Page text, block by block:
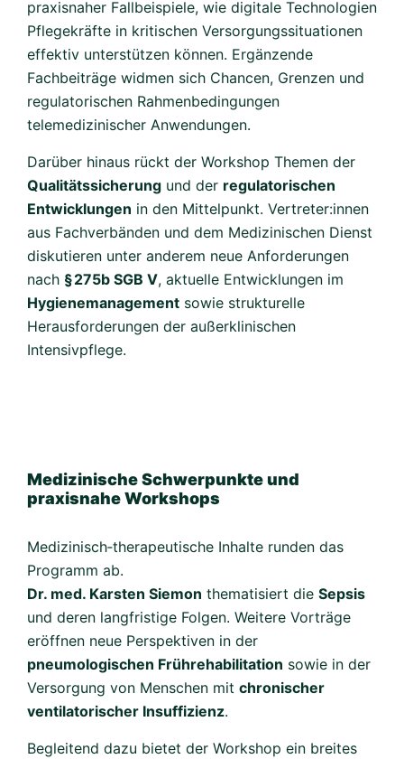
praxisnaher Fallbeispiele, wie digitale Technologien
Pflegekräfte in kritischen Versorgungssituationen
effektiv unterstützen können. Ergänzende
Fachbeiträge widmen sich Chancen, Grenzen und
regulatorischen Rahmenbedingungen
telemedizinischer Anwendungen.
Darüber hinaus rückt der Workshop Themen der
Qualitätssicherung und der regulatorischen
Entwicklungen in den Mittelpunkt. Vertreter:innen
aus Fachverbänden und dem Medizinischen Dienst
diskutieren unter anderem neue Anforderungen
nach § 275b SGB V, aktuelle Entwicklungen im
Hygienemanagement sowie strukturelle
Herausforderungen der außerklinischen
Intensivpflege.
Medizinische Schwerpunkte und
praxisnahe Workshops
Medizinisch‑therapeutische Inhalte runden das
Programm ab.
Dr. med. Karsten Siemon thematisiert die Sepsis
und deren langfristige Folgen. Weitere Vorträge
eröffnen neue Perspektiven in der
pneumologischen Frührehabilitation sowie in der
Versorgung von Menschen mit chronischer
ventilatorischer Insuffizienz.
Begleitend dazu bietet der Workshop ein breites